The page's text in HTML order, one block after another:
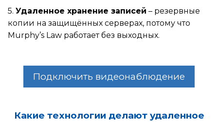
5. Удаленное хранение записей – резервные
копии на защищённых серверах, потому что
Murphy’s Law работает без выходных.
Подключить видеонаблюдение
Какие технологии делают удаленное